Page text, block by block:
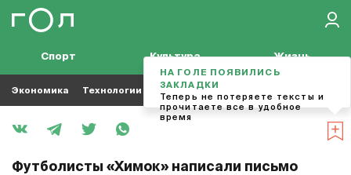
Спорт Культура Жизнь
Экономика Технологии Кино Футбол
Футболисты «Химок» написали письмо
НА ГОЛЕ ПОЯВИЛИСЬ
ЗАКЛАДКИ
Теперь не потеряете тексты и
прочитаете все в удобное
время